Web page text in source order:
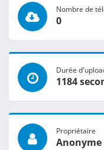
Nombre de
0
Durée
1184
Propriétaire
Anonyme